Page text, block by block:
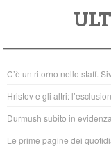
e
b
o
o
k
er
at
s
A
p
p
C’è un ritorno nello staff.
Hristov e gli altri:
Durmush subito in
Le prime pagine dei